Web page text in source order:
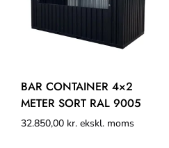
BAR CONTAINER 4×2
METER SORT RAL 9005
32.850,00 kr. ekskl. moms